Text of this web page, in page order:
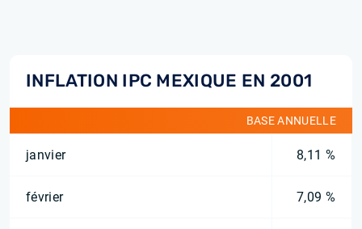
INFLATION IPC MEXIQUE EN 2001
BASE ANNUELLE
janvier 8,11 %
février 7,09 %